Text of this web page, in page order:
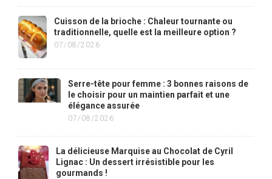
Cuisson de la brioche : Chaleur tournante ou
traditionnelle, quelle est la meilleure option ?
07/08/2026
Serre-tête pour femme : 3 bonnes raisons de
le choisir pour un maintien parfait et une
élégance assurée
07/08/2026
La délicieuse Marquise au Chocolat de Cyril
Lignac : Un dessert irrésistible pour les
gourmands !